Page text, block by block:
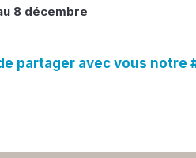
8 décembre
partager avec vous notre